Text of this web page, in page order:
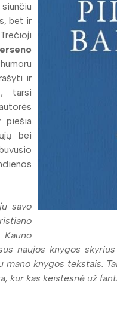
bet ir
ir
tarsi
piešia
bei
savo
naujos knygos
knygos tekstais.
kur kas keistesnė už